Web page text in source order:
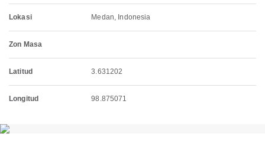
Lokasi Medan, Indonesia
Zon Masa
Latitud 3.631202
Longitud 98.875071